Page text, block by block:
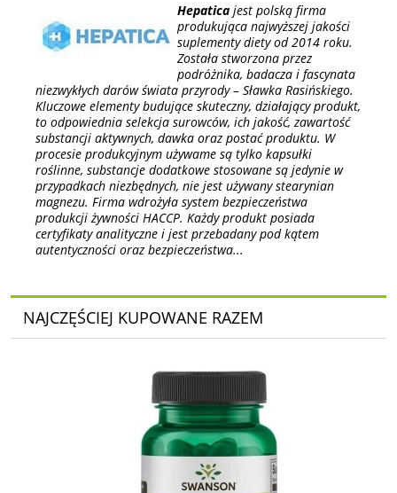
Hepatica jest polską firma
produkująca najwyższej jakości
suplementy diety od 2014 roku.
Została stworzona przez
podróżnika, badacza i fascynata
niezwykłych darów świata przyrody – Sławka Rasińskiego.
Kluczowe elementy budujące skuteczny, działający produkt,
to odpowiednia selekcja surowców, ich jakość, zawartość
substancji aktywnych, dawka oraz postać produktu. W
procesie produkcyjnym używame są tylko kapsułki
roślinne, substancje dodatkowe stosowane są jedynie w
przypadkach niezbędnych, nie jest używany stearynian
magnezu. Firma wdrożyła system bezpieczeństwa
produkcji żywności HACCP. Każdy produkt posiada
certyfikaty analityczne i jest przebadany pod kątem
autentyczności oraz bezpieczeństwa...
NAJCZĘŚCIEJ KUPOWANE RAZEM